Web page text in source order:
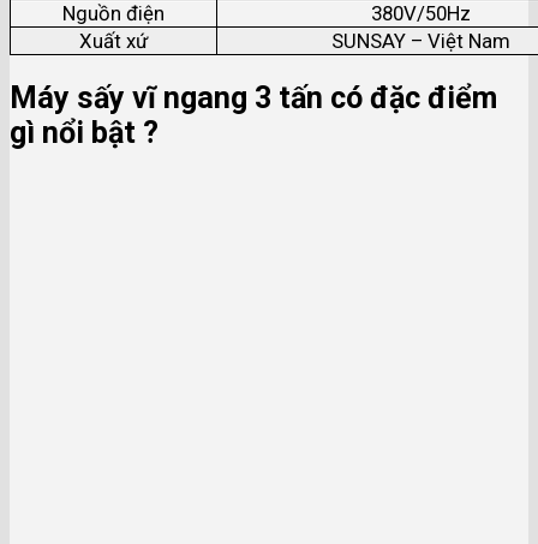
Nguồn điện
380V/50Hz
Xuất xứ
SUNSAY – Việt Nam
Máy sấy vĩ ngang 3 tấn có đặc điểm
gì nổi bật ?